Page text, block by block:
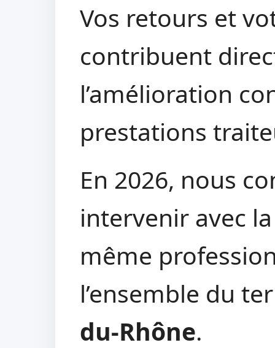
Vos retours et
contribuent
l’amélioration
prestations
En 2026, nous
intervenir avec
même
l’ensemble du
du-Rhône.